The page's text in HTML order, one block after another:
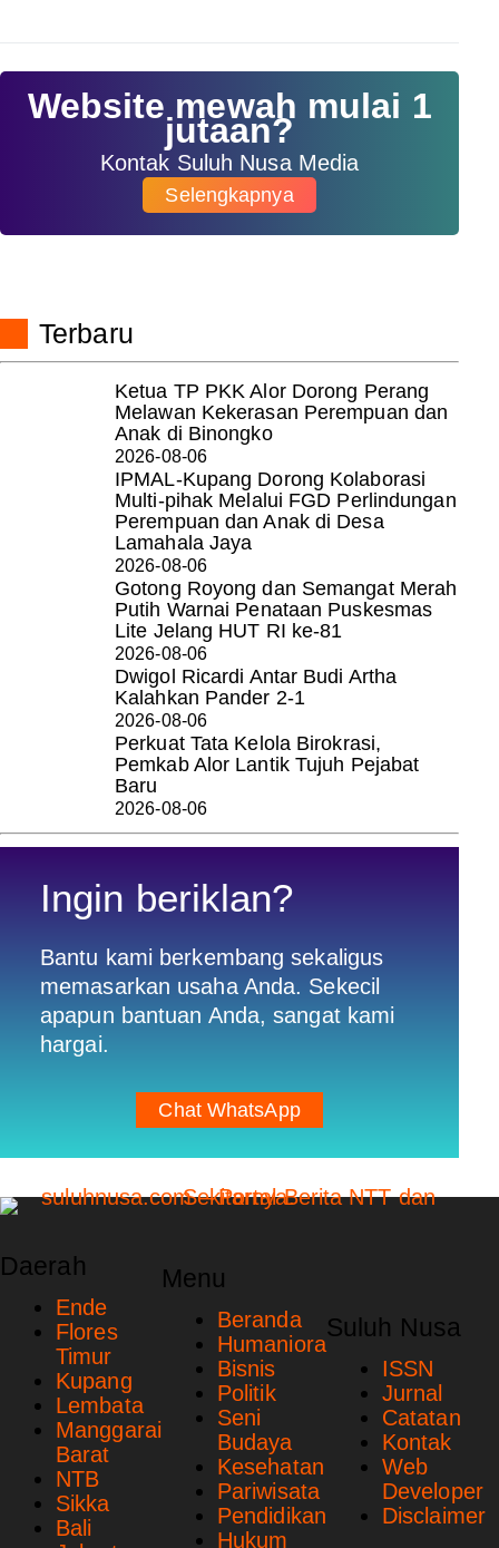
Website mewah mulai 1
jutaan?
Kontak Suluh Nusa Media
Selengkapnya
Terbaru
Ketua TP PKK Alor Dorong Perang
Melawan Kekerasan Perempuan dan
Anak di Binongko
2026-08-06
IPMAL-Kupang Dorong Kolaborasi
Multi-pihak Melalui FGD Perlindungan
Perempuan dan Anak di Desa
Lamahala Jaya
2026-08-06
Gotong Royong dan Semangat Merah
Putih Warnai Penataan Puskesmas
Lite Jelang HUT RI ke-81
2026-08-06
Dwigol Ricardi Antar Budi Artha
Kalahkan Pander 2-1
2026-08-06
Perkuat Tata Kelola Birokrasi,
Pemkab Alor Lantik Tujuh Pejabat
Baru
2026-08-06
Ingin beriklan?
Bantu kami berkembang sekaligus
memasarkan usaha Anda. Sekecil
apapun bantuan Anda, sangat kami
hargai.
Chat WhatsApp
Daerah
Ende
Flores
Timur
Kupang
Lembata
Manggarai
Barat
NTB
Sikka
Bali
Menu
Beranda
Humaniora
Bisnis
Politik
Seni
Budaya
Kesehatan
Pariwisata
Pendidikan
Hukum
Suluh Nusa
ISSN
Jurnal
Catatan
Kontak
Web
Developer
Disclaimer